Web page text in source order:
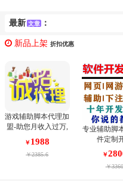
最新 文章 ：
新品上架 折扣优惠
游戏辅助脚本代理加
盟-助您月收入过万,
您相信我们是最专业
的。
￥ 1988
￥2385.6
专业辅助脚
件定制
￥
￥3360